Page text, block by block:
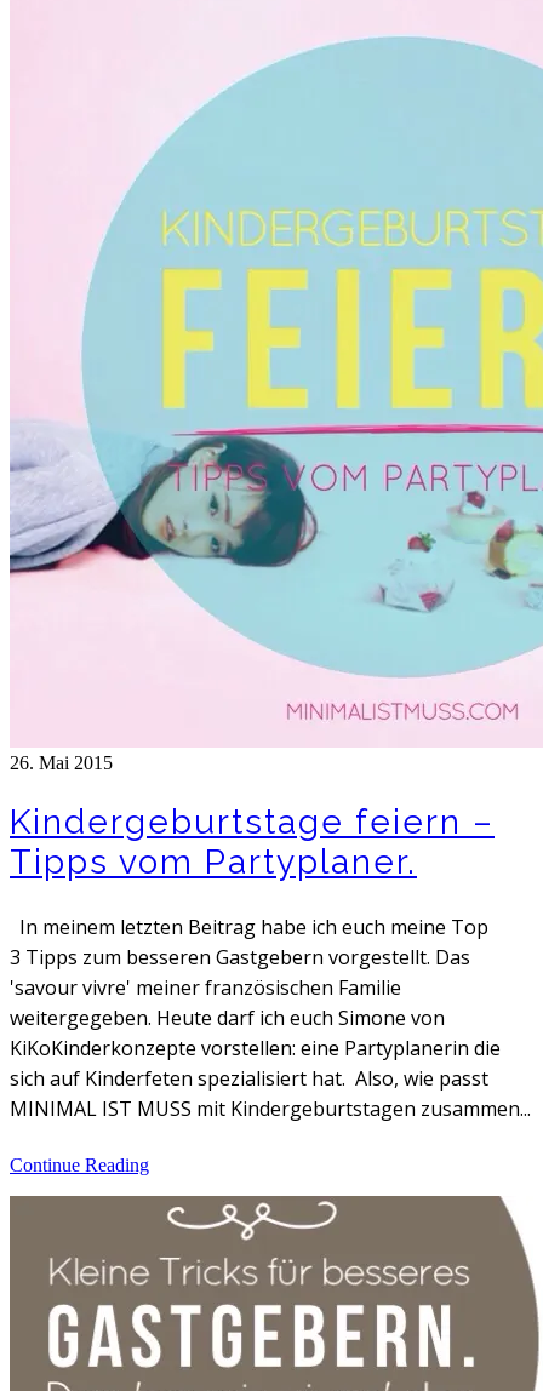
26. Mai 2015
Kindergeburtstage feiern –
Tipps vom Partyplaner.
In meinem letzten Beitrag habe ich euch meine Top
3 Tipps zum besseren Gastgebern vorgestellt. Das
'savour vivre' meiner französischen Familie
weitergegeben. Heute darf ich euch Simone von
KiKoKinderkonzepte vorstellen: eine Partyplanerin die
sich auf Kinderfeten spezialisiert hat. Also, wie passt
MINIMAL IST MUSS mit Kindergeburtstagen zusammen...
Continue Reading